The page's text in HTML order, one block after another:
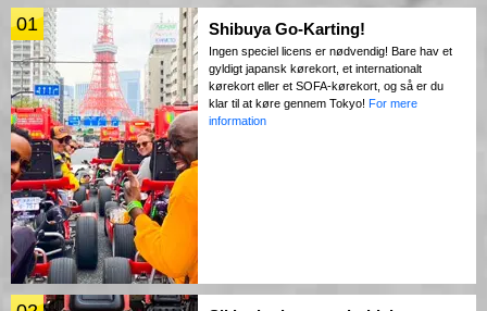
01 Shibuya Go-Karting!
Ingen speciel licens er nødvendig! Bare hav et
gyldigt japansk kørekort, et internationalt
kørekort eller et SOFA-kørekort, og så er du
klar til at køre gennem Tokyo! For mere
information